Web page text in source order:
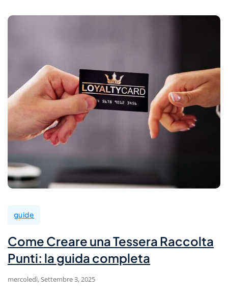
guide
Come Creare una Tessera Raccolta
Punti: la guida completa
mercoledì, Settembre 3, 2025